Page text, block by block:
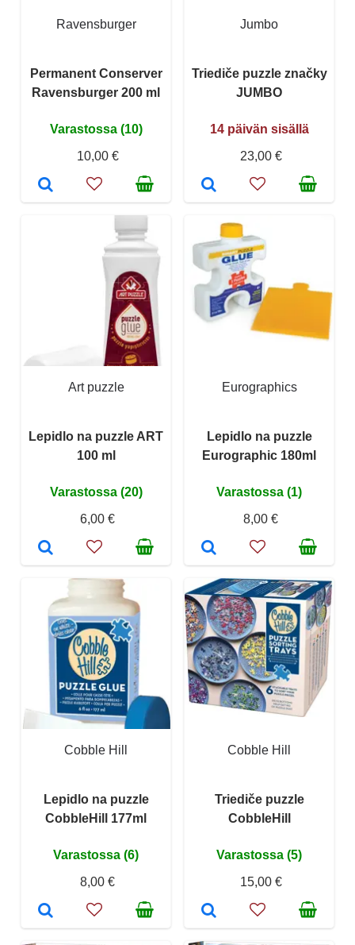
Ravensburger
Permanent Conserver
Ravensburger 200 ml
Varastossa (10)
10,00 €
Jumbo
Triediče puzzle značky
JUMBO
14 päivän sisällä
23,00 €
Art puzzle
Lepidlo na puzzle ART
100 ml
Varastossa (20)
6,00 €
Eurographics
Lepidlo na puzzle
Eurographic 180ml
Varastossa (1)
8,00 €
Cobble Hill
Lepidlo na puzzle
CobbleHill 177ml
Varastossa (6)
8,00 €
Cobble Hill
Triediče puzzle
CobbleHill
Varastossa (5)
15,00 €